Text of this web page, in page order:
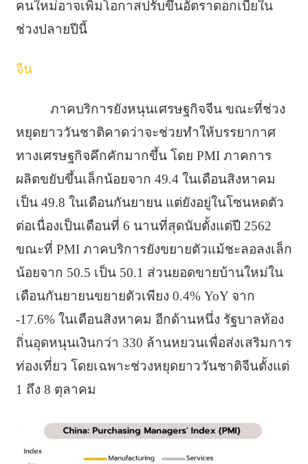
คนใหม่อาจเพิ่มโอกาสปรับขึ้นอัตราดอกเบี้ยใน
ช่วงปลายปีนี้
จีน
ภาคบริการยังหนุนเศรษฐกิจจีน ขณะที่ช่วง
หยุดยาววันชาติคาดว่าจะช่วยทำให้บรรยากาศ
ทางเศรษฐกิจคึกคักมากขึ้น โดย PMI ภาคการ
ผลิตขยับขึ้นเล็กน้อยจาก 49.4 ในเดือนสิงหาคม
เป็น 49.8 ในเดือนกันยายน แต่ยังอยู่ในโซนหดตัว
ต่อเนื่องเป็นเดือนที่ 6 นานที่สุดนับตั้งแต่ปี 2562
ขณะที่ PMI ภาคบริการยังขยายตัวแม้ชะลอลงเล็ก
น้อยจาก 50.5 เป็น 50.1 ส่วนยอดขายบ้านใหม่ใน
เดือนกันยายนขยายตัวเพียง 0.4% YoY จาก
-17.6% ในเดือนสิงหาคม อีกด้านหนึ่ง รัฐบาลท้อง
ถิ่นอุดหนุนเงินกว่า 330 ล้านหยวนเพื่อส่งเสริมการ
ท่องเที่ยว โดยเฉพาะช่วงหยุดยาววันชาติจีนตั้งแต่
1 ถึง 8 ตุลาคม